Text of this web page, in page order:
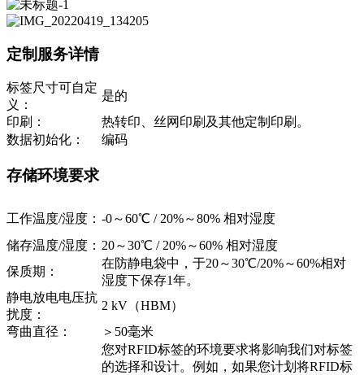
定制服务详情
标签尺寸可自定
义：
是的
印刷：
热转印、丝网印刷及其他定制印刷。
数据初始化：
编码
存储环境要求
工作温度/湿度： -0～60℃ / 20%～80% 相对湿度
储存温度/湿度： 20～30℃ / 20%～60% 相对湿度
保质期：
在防静电袋中，于20～30℃/20%～60%相对
湿度下保存1年。
静电放电电压抗
扰度：
2 kV（HBM）
弯曲直径：
＞50毫米
您对RFID标签的环境要求将影响我们对标签
的选择和设计。例如，如果您计划将RFID标